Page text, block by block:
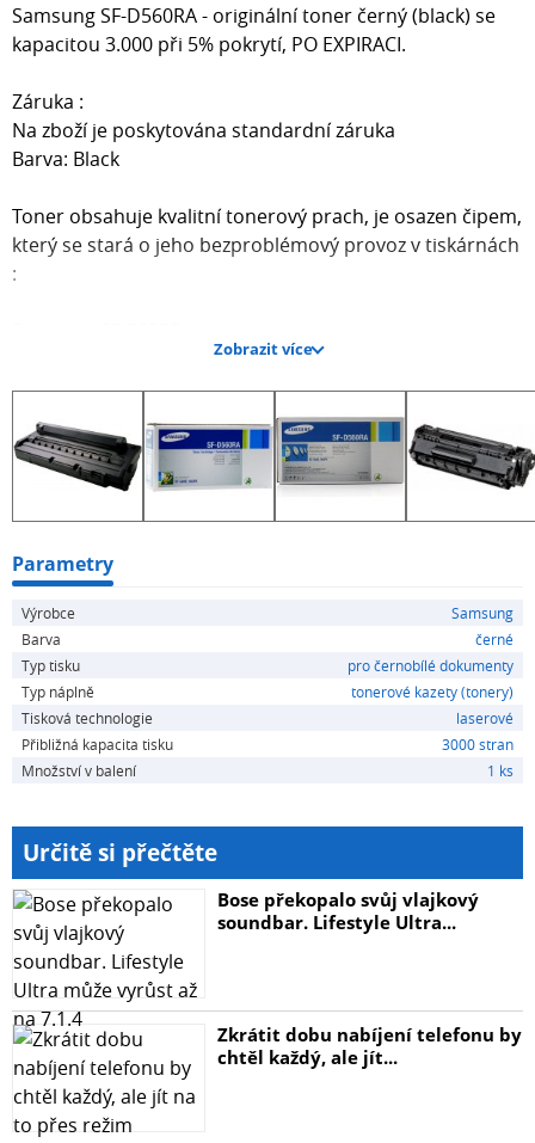
Samsung SF-D560RA - originální toner černý (black) se
kapacitou 3.000 při 5% pokrytí, PO EXPIRACI.
Záruka :
Na zboží je poskytována standardní záruka
Barva: Black
Toner obsahuje kvalitní tonerový prach, je osazen čipem,
který se stará o jeho bezproblémový provoz v tiskárnách
:
SF-565PR
Telecom Italia Fax Giotto
Barva:
Zobrazit více
Parametry
Výrobce
Samsung
Barva
černé
Typ tisku
pro černobílé dokumenty
Typ náplně
tonerové kazety (tonery)
Tisková technologie
laserové
Přibližná kapacita tisku
3000 stran
Množství v balení
1 ks
Určitě si přečtěte
Bose překopalo svůj vlajkový
soundbar. Lifestyle Ultra...
Zkrátit dobu nabíjení telefonu by
chtěl každý, ale jít...